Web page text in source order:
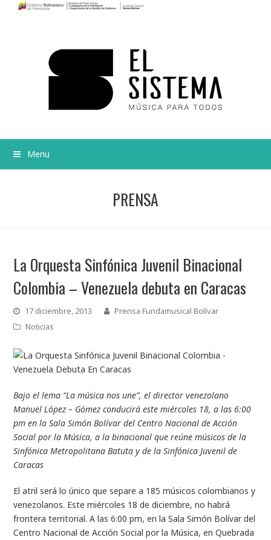
Menu
PRENSA
La Orquesta Sinfónica Juvenil Binacional
Colombia – Venezuela debuta en Caracas
17 diciembre, 2013
Prensa Fundamusical Bolívar
Noticias
Bajo el lema “La música nos une”, el director venezolano
Manuel López – Gómez conducirá este miércoles 18, a las 6:00
pm en la Sala Simón Bolívar del Centro Nacional de Acción
Social por la Música, a la binacional que reúne músicos de la
Sinfónica Metropolitana Batuta y de la Sinfónica Juvenil de
Caracas
El atril será lo único que separe a 185 músicos colombianos y
venezolanos. Este miércoles 18 de diciembre, no habrá
frontera territorial. A las 6:00 pm, en la Sala Simón Bolívar del
Centro Nacional de Acción Social por la Música, en Quebrada